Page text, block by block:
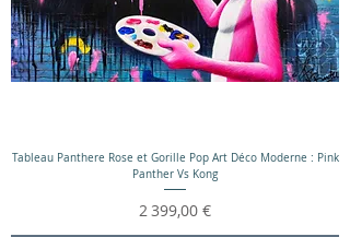
Tableau Panthere Rose et Gorille Pop Art Déco Moderne : Pink
Panther Vs Kong
Prix
2 399,00 €